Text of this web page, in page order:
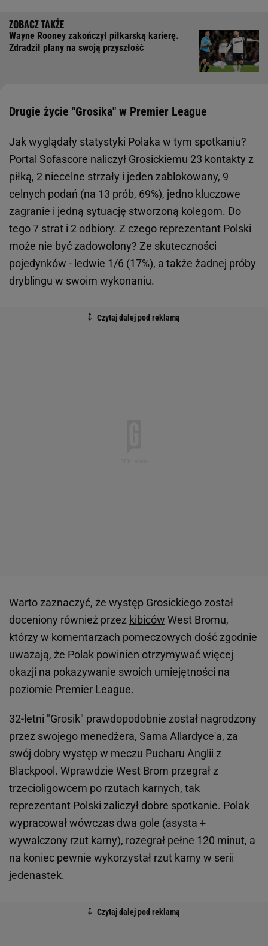
Wayne Rooney zakończył piłkarską karierę.
Zdradził plany na swoją przyszłość
Drugie życie "Grosika" w Premier League
Jak wyglądały statystyki Polaka w tym spotkaniu?
Portal Sofascore naliczył Grosickiemu 23 kontakty z
piłką, 2 niecelne strzały i jeden zablokowany, 9
celnych podań (na 13 prób, 69%), jedno kluczowe
zagranie i jedną sytuację stworzoną kolegom. Do
tego 7 strat i 2 odbiory. Z czego reprezentant Polski
może nie być zadowolony? Ze skuteczności
pojedynków - ledwie 1/6 (17%), a także żadnej próby
dryblingu w swoim wykonaniu.
Warto zaznaczyć, że występ Grosickiego został
doceniony również przez kibiców West Bromu,
którzy w komentarzach pomeczowych dość zgodnie
uważają, że Polak powinien otrzymywać więcej
okazji na pokazywanie swoich umiejętności na
poziomie Premier League.
32-letni "Grosik" prawdopodobnie został nagrodzony
przez swojego menedżera, Sama Allardyce'a, za
swój dobry występ w meczu Pucharu Anglii z
Blackpool. Wprawdzie West Brom przegrał z
trzecioligowcem po rzutach karnych, tak
reprezentant Polski zaliczył dobre spotkanie. Polak
wypracował wówczas dwa gole (asysta +
wywalczony rzut karny), rozegrał pełne 120 minut, a
na koniec pewnie wykorzystał rzut karny w serii
jedenastek.